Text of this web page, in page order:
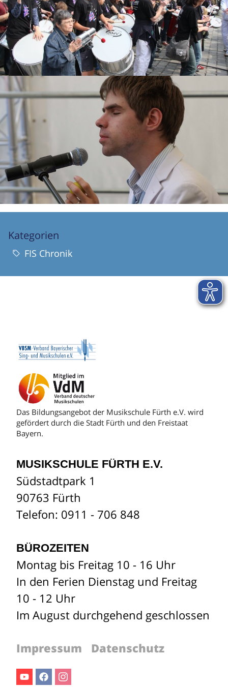
Kategorien
FIS Chronik
Das Bildungsangebot der Musikschule Fürth e.V. wird
gefördert durch die Stadt Fürth und den Freistaat
Bayern.
MUSIKSCHULE FÜRTH E.V.
Südstadtpark 1
90763 Fürth
Telefon: 0911 - 706 848
BÜROZEITEN
Montag bis Freitag 10 - 16 Uhr
In den Ferien Dienstag und Freitag
10 - 12 Uhr
Im August durchgehend geschlossen
Impressum Datenschutz